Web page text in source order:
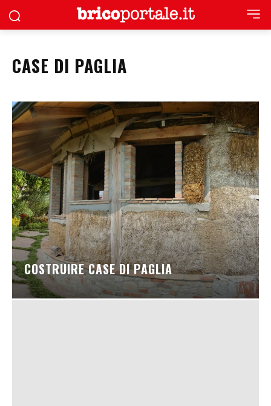
CASE DI PAGLIA
COSTRUIRE CASE DI PAGLIA